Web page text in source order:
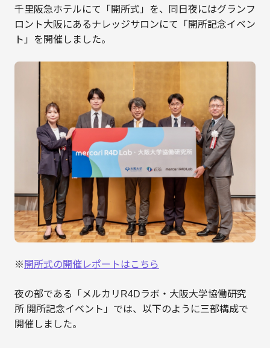
千里阪急ホテルにて「開所式」を、同日夜にはグランフ
ロント大阪にあるナレッジサロンにて「開所記念イベン
ト」を開催しました。
※ 開所式の開催レポートはこちら
夜の部である「メルカリR4Dラボ・大阪大学協働研究
所 開所記念イベント」では、以下のように三部構成で
開催しました。